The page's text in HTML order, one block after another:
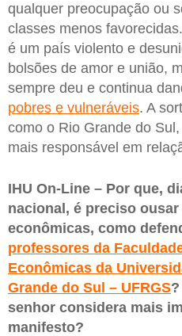
qualquer preocupação ou
classes menos
é um país violento e
bolsões de amor e união,
sempre deu e continua
pobres e vulneráveis. A
como o Rio Grande do
mais responsável em
IHU On-Line – Por que,
nacional, é preciso
econômicas, como
professores da
Econômicas da
Grande do Sul – UFRGS
senhor considera mais
manifesto?